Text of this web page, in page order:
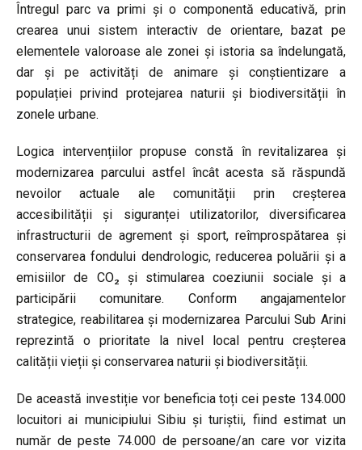
Întregul parc va primi și o componentă educativă, prin
crearea unui sistem interactiv de orientare, bazat pe
elementele valoroase ale zonei și istoria sa îndelungată,
dar și pe activități de animare și conștientizare a
populației privind protejarea naturii și biodiversității în
zonele urbane.
Logica intervențiilor propuse constă în revitalizarea și
modernizarea parcului astfel încât acesta să răspundă
nevoilor actuale ale comunității prin creșterea
accesibilității și siguranței utilizatorilor, diversificarea
infrastructurii de agrement și sport, reîmprospătarea și
conservarea fondului dendrologic, reducerea poluării și a
emisiilor de CO₂ și stimularea coeziunii sociale și a
participării comunitare. Conform angajamentelor
strategice, reabilitarea și modernizarea Parcului Sub Arini
reprezintă o prioritate la nivel local pentru creșterea
calității vieții și conservarea naturii și biodiversității.
De această investiție vor beneficia toți cei peste 134.000
locuitori ai municipiului Sibiu și turiștii, fiind estimat un
număr de peste 74.000 de persoane/an care vor vizita